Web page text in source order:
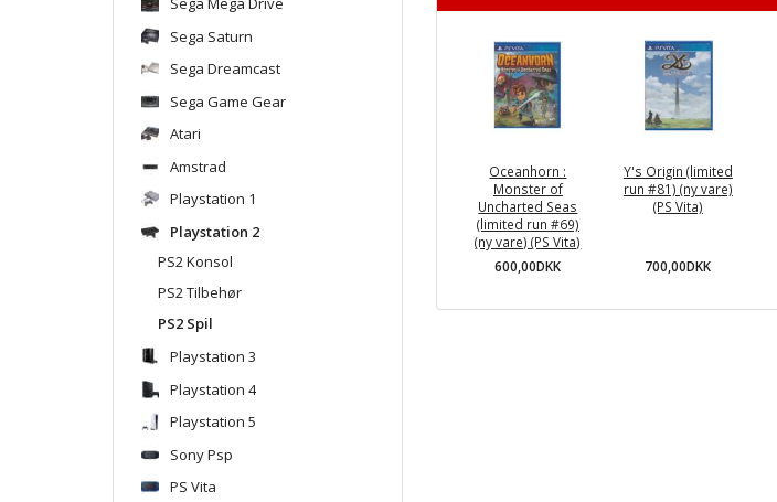
Sega Saturn
Sega Dreamcast
Sega Game Gear
Atari
Amstrad
Playstation 1
Playstation 2
PS2 Konsol
PS2 Tilbehør
PS2 Spil
Playstation 3
Playstation 4
Playstation 5
Sony Psp
PS Vita
Oceanhorn :
Monster of
Uncharted Seas
(limited run #69)
(ny vare) (PS Vita)
600,00DKK
Y's Origin (limited
run #81) (ny vare)
(PS Vita)
700,00DKK